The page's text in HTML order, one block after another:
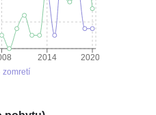
2014 2020
zomretí